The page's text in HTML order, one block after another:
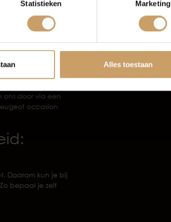
Statistieken Marketing
Alles toestaan
kijken we
zaken zoals
ons door via een
occasion
Daarom kun je bij
bepaal je zelf
Afleverpakketten